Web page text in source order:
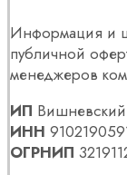
Информация и
публичной
менеджеров
ИП
ИНН
ОГРНИП